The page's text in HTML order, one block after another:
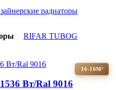
радиаторы
RIFAR TUBOG
14-16М²
Вт/Ral 9016